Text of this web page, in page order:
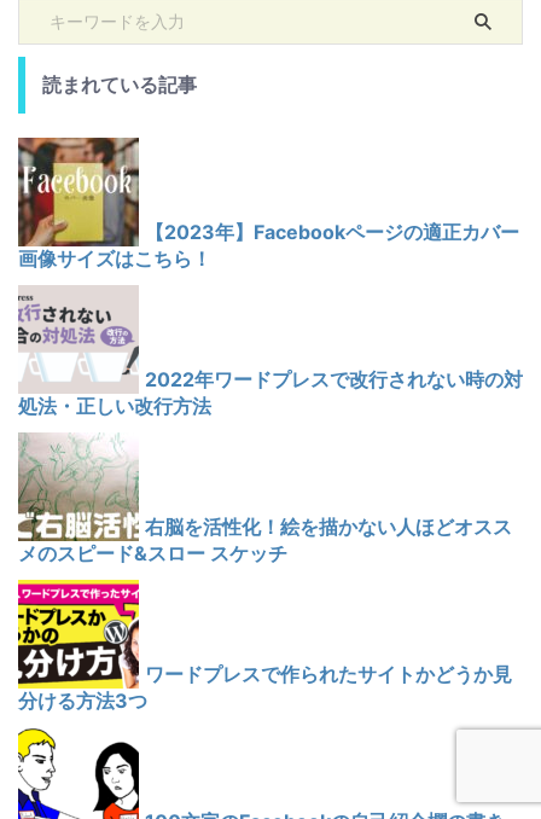
読まれている記事
【2023年】Facebookページの適正カバー
画像サイズはこちら！
2022年ワードプレスで改行されない時の対
処法・正しい改行方法
右脳を活性化！絵を描かない人ほどオスス
メのスピード&スロー スケッチ
ワードプレスで作られたサイトかどうか見
分ける方法3つ